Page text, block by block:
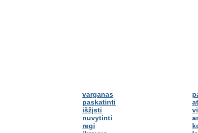
varganas
paskatinti
išžįsti
nuvytinti
regi